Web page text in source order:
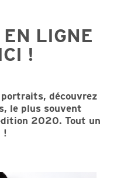
LIGNE
!
découvrez
le plus souvent
2020. Tout un
!